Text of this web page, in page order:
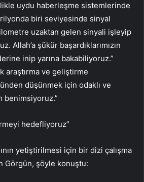
uydu haberleşme sistemlerinde
biri seviyesinde sinyal
uzaktan gelen sinyali işleyip
Allah’a şükür başardıklarımızın
inip yarına bakabiliyoruz.”
araştırma ve geliştirme
düşünmek için odaklı ve
benimsiyoruz.”
hedefliyoruz”
yetiştirilmesi için bir dizi çalışma
Görgün, şöyle konuştu: